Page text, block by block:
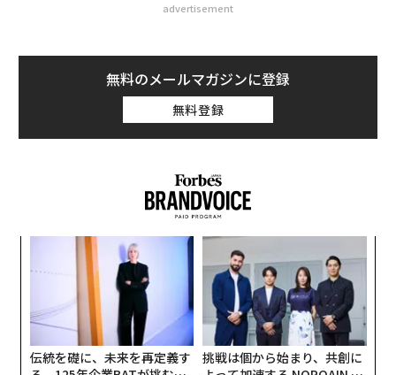
advertisement
無料のメールマガジンに登録
無料登録
伝統を礎に、未来を再定義す
挑戦は個から始まり、共創に